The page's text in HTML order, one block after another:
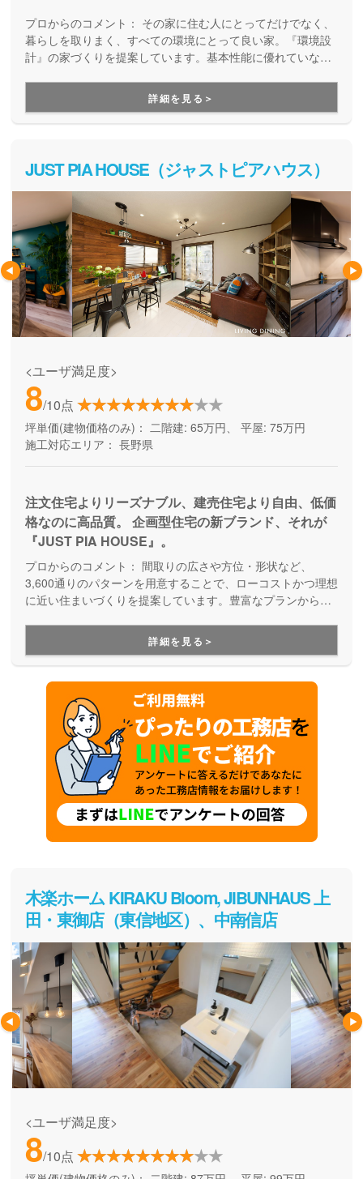
プロからのコメント： その家に住む人にとってだけでなく、
暮らしを取りまく、すべての環境にとって良い家。『環境設
計』の家づくりを提案しています。基本性能に優れていなが
で、そしてエコな住宅を提供しています。
詳細を見る＞
JUST PIA HOUSE（ジャストピアハウス）
<ユーザ満足度>
8/10点
坪単価(建物価格のみ)： 二階建: 65万円、 平屋: 75万円
施工対応エリア： 長野県
注文住宅よりリーズナブル、建売住宅より自由、低価
格なのに高品質。 企画型住宅の新ブランド、それが
『JUST PIA HOUSE』。
プロからのコメント： 間取りの広さや方位・形状など、
3,600通りのパターンを用意することで、ローコストかつ理想
に近い住まいづくりを提案しています。豊富なプランから、
詳細を見る＞
木楽ホーム KIRAKU Bloom, JIBUNHAUS 上
田・東御店（東信地区）、中南信店
<ユーザ満足度>
8/10点